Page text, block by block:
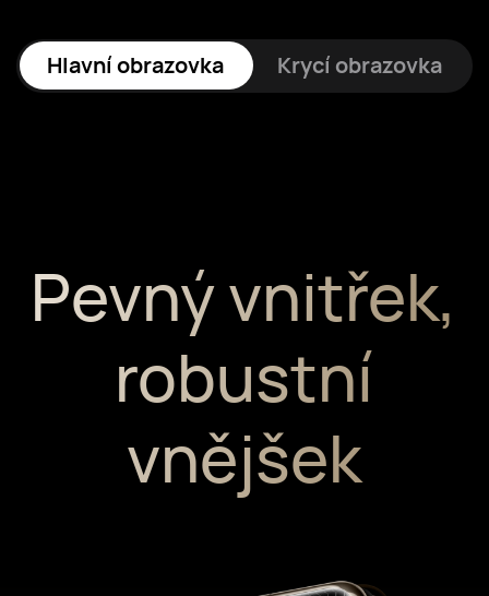
Hlavní obrazovka Krycí obrazovka
Pevný vnitřek,
robustní
vnějšek